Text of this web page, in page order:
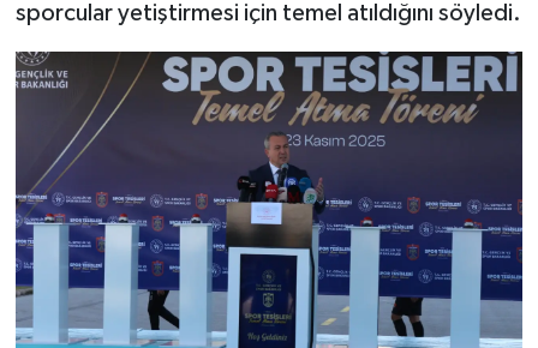
sporcular yetiştirmesi için temel atıldığını söyledi.